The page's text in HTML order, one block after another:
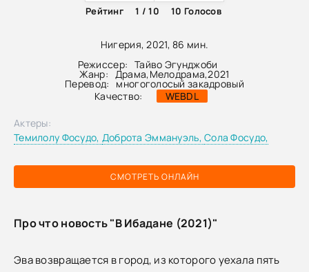
Нигерия, 2021, 86 мин.
Режиссер: Тайво Эгунджоби
Жанр: Драма, Мелодрама,2021
Перевод: многоголосый закадровый
Качество:
WEBDL
Рейтинг
1 / 10 10 Голосов
СМОТРЕТЬ ОНЛАЙН
Актеры:
Темилолу Фосудо, Доброта Эммануэль,Сола Фосудо,
Про что новость "В Ибадане (2021)"
Эва возвращается в город, из которого уехала пять